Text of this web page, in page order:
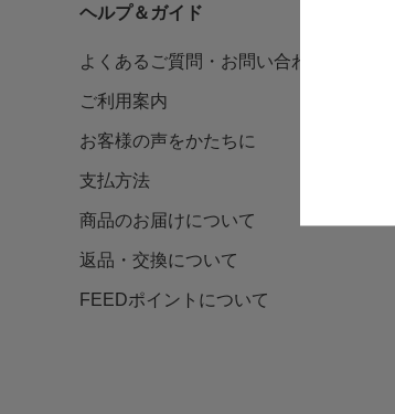
ヘルプ＆ガイド
よくあるご質問・お問い合わせ
ご利用案内
お客様の声をかたちに
支払方法
商品のお届けについて
返品・交換について
FEEDポイントについて